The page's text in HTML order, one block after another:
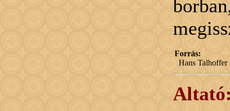
Forrás:
Hans Talhoffer